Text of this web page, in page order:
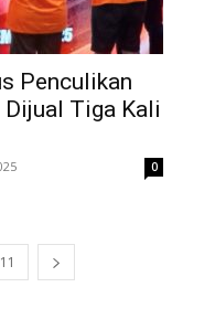
Penculikan
Tiga Kali
0
11